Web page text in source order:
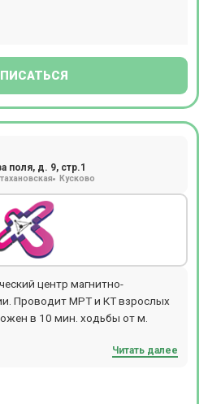
поля, д. 9, стр.1
Кусково
центр магнитно-
Проводит МРТ и КТ взрослых
в 10 мин. ходьбы от м.
Читать далее